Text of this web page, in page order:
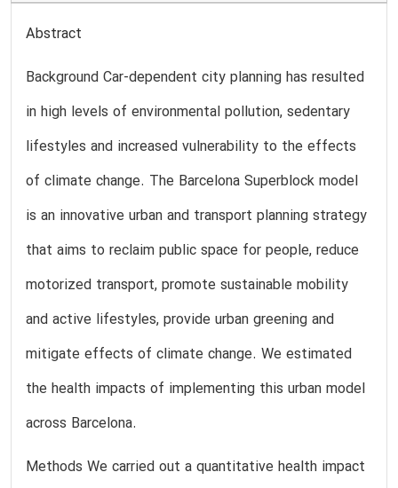
Abstract
Background Car-dependent city planning has resulted
in high levels of environmental pollution, sedentary
lifestyles and increased vulnerability to the effects
of climate change. The Barcelona Superblock model
is an innovative urban and transport planning strategy
that aims to reclaim public space for people, reduce
motorized transport, promote sustainable mobility
and active lifestyles, provide urban greening and
mitigate effects of climate change. We estimated
the health impacts of implementing this urban model
across Barcelona.
Methods We carried out a quantitative health impact